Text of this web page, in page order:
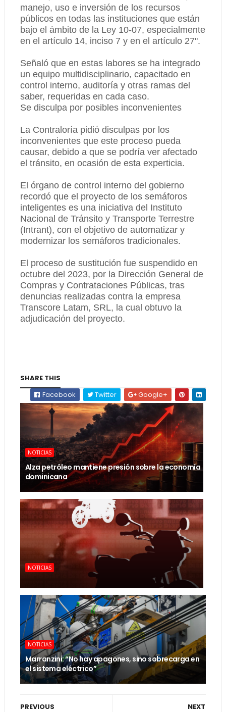
manejo, uso e inversión de los recursos
públicos en todas las instituciones que están
bajo el ámbito de la Ley 10-07, especialmente
en el artículo 14, inciso 7 y en el artículo 27".
Señaló que en estas labores se ha integrado
un equipo multidisciplinario, capacitado en
control interno, auditoría y otras ramas del
saber, requeridas en cada caso.
Se disculpa por posibles inconvenientes
La Contraloría pidió disculpas por los
inconvenientes que este proceso pueda
causar, debido a que se podría ver afectado
el tránsito, en ocasión de esta experticia.
El órgano de control interno del gobierno
recordó que el proyecto de los semáforos
inteligentes es una iniciativa del Instituto
Nacional de Tránsito y Transporte Terrestre
(Intrant), con el objetivo de automatizar y
modernizar los semáforos tradicionales.
El proceso de sustitución fue suspendido en
octubre del 2023, por la Dirección General de
Compras y Contrataciones Públicas, tras
denuncias realizadas contra la empresa
Transcore Latam, SRL, la cual obtuvo la
adjudicación del proyecto.
SHARE THIS
Facebook
Twitter Google+
NOTICIAS
Alza petróleo mantiene presión sobre la economía
dominicana
NOTICIAS
NOTICIAS
Marranzini: “No hay apagones, sino sobrecarga en
el sistema eléctrico”
NEXT
PREVIOUS